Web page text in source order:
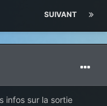
SUIVANT
infos sur la sortie